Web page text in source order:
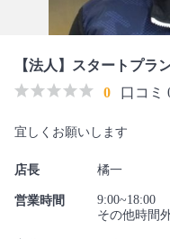
【法人】スタートプラ
0
口コミ
宜しくお願いします
店長 橘一
営業時間
9:00~18:00
その他時間